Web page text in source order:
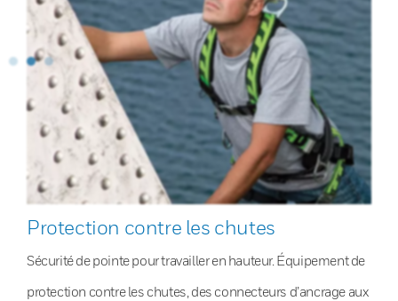
Protection contre les chutes
Sécurité de pointe pour travailler en hauteur. Équipement de
protection contre les chutes, des connecteurs d’ancrage aux